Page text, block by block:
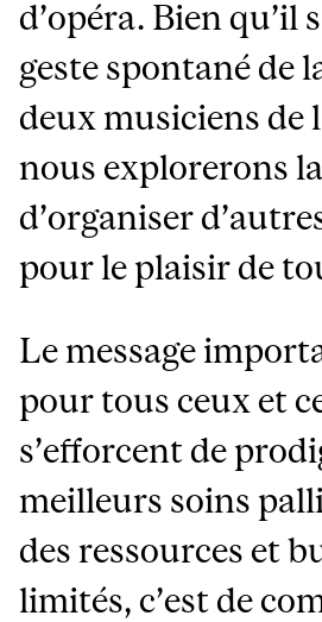
d’opéra. Bien qu’il
geste spontané de
deux musiciens de
nous explorerons
d’organiser
pour le plaisir de
Le message
pour tous ceux et
s’efforcent de
meilleurs soins
des ressources et
limités, c’est de